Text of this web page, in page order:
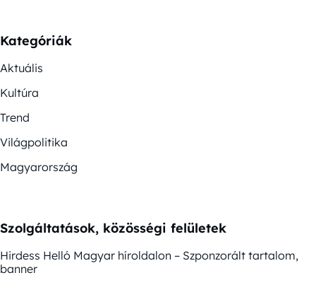
Kategóriák
Aktuális
Kultúra
Trend
Világpolitika
Magyarország
Szolgáltatások, közösségi felületek
Hirdess Helló Magyar híroldalon – Szponzorált tartalom,
banner